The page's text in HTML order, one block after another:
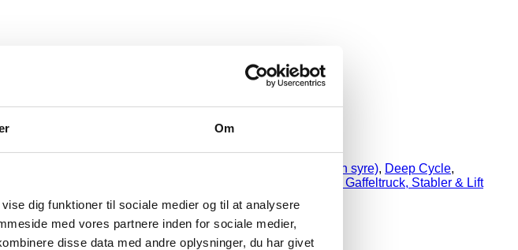
Om
dig funktioner til sociale medier og til at analysere
med vores partnere inden for sociale medier,
disse data med andre oplysninger, du har givet
6, 8 og 12V Batterier (konventionel åben syre), Deep Cycle,
Truck batteri - Gaffeltruck, Stabler & Lift